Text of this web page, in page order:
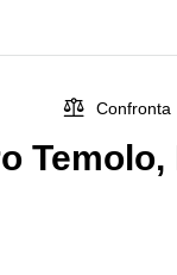
Confronta
Temolo,